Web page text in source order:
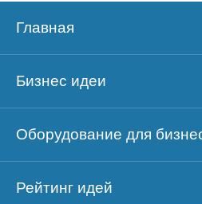
Главная
Бизнес идеи
Оборудование для
Рейтинг идей